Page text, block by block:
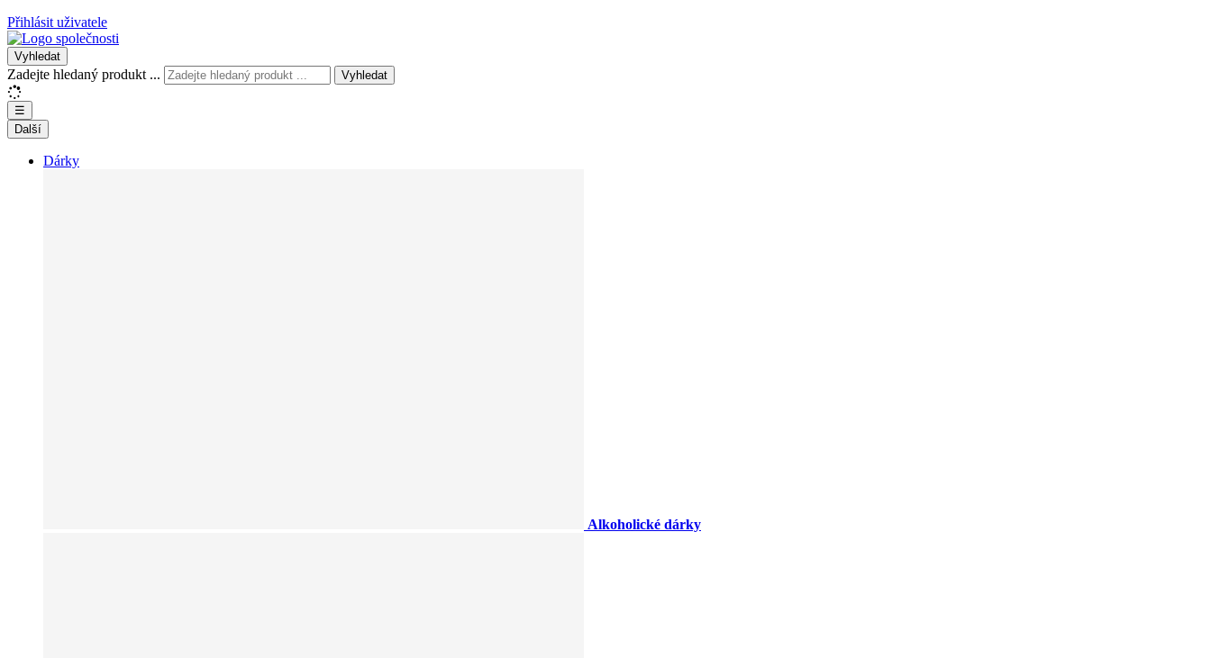
Přihlásit uživatele
Vyhledat
Zadejte hledaný produkt ... Vyhledat
☰
Další
Dárky
Alkoholické dárky